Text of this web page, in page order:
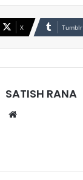
X Tumblr
SATISH RANA